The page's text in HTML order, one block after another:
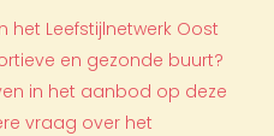
het Leefstijlnetwerk Oost
en gezonde buurt?
in het aanbod op deze
vraag over het